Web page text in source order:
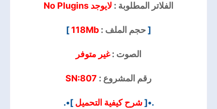
الفلاتر المطلوبة : لايوجد No Plugins
[حجم الملف : 118Mb
]
الصوت :غير متوفر
رقم المشروع : SN:807
.•[شرح كيفية التحميل ]•.